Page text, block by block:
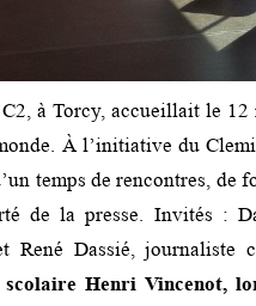
à Torcy, accueillait le
À l’initiative du
temps de rencontres, de
de la presse. Invités :
René Dassié, journaliste
Henri Vincenot,